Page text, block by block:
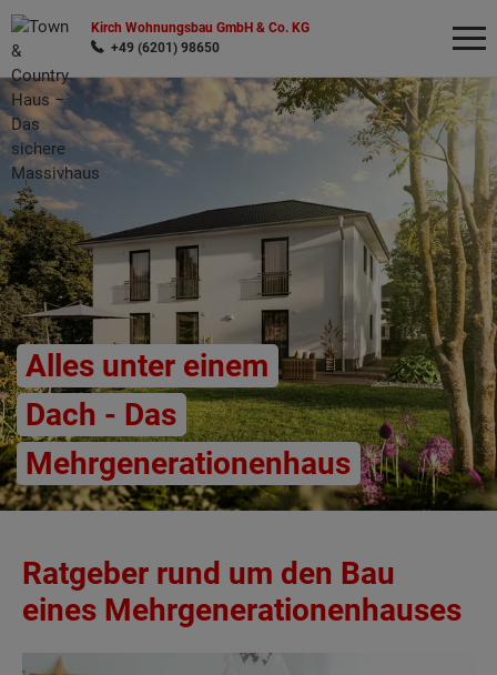
Kirch Wohnungsbau GmbH & Co. KG
+49 (6201) 98650
Alles unter einem
Dach - Das
Mehrgenerationenhaus
Ratgeber rund um den Bau
eines Mehrgenerationenhauses
Wonach möchten Sie suchen?